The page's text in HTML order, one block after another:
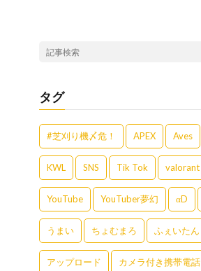
タグ
#芝刈り機〆危！ APEX Aves
KWL SNS Tik Tok valorant
YouTube YouTuber夢幻 αD
うまい ちょむまろ ふぇいたん
アップロード カメラ付き携帯電話